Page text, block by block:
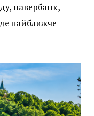
павербанк,
найближче